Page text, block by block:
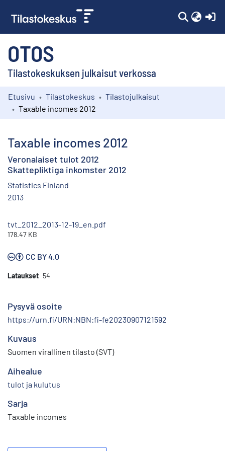
OTOS
Tilastokeskuksen julkaisut verkossa
Kokoelmat
Etusivu Tilastokeskus
Tilastojulkaisut
Taxable incomes 2012
Taxable incomes 2012
Veronalaiset tulot 2012
Skattepliktiga inkomster 2012
Statistics Finland
2013
tvt_2012_2013-12-19_en.pdf
178.47 KB
CC BY 4.0
Lataukset 54
Pysyvä osoite
https://urn.fi/URN:NBN:fi-fe20230907121592
Kuvaus
Suomen virallinen tilasto (SVT)
Aihealue
tulot ja kulutus
Sarja
Taxable incomes